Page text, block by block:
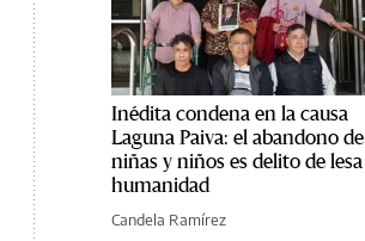
Inédita condena en la causa
Laguna Paiva: el abandono de
niñas y niños es delito de lesa
humanidad
Candela Ramírez